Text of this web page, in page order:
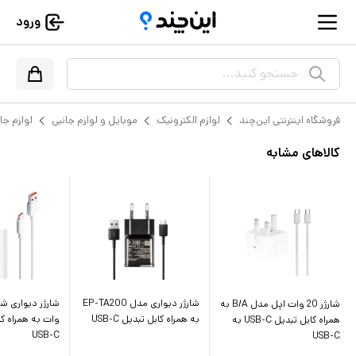
ورود
جستجو کنید...
فروشگاه اینترنتی این‌چند لوازم الکترونیک موبایل و لوازم جانبی لوازم
کالاهای مشابه
شارژر 20 وات اپل مدل B/A به
همراه کابل تبدیل USB-C به
USB-C
شارژر دیواری مدل EP-TA200
به همراه کابل تبدیل USB-C
وات به همراه
USB-C